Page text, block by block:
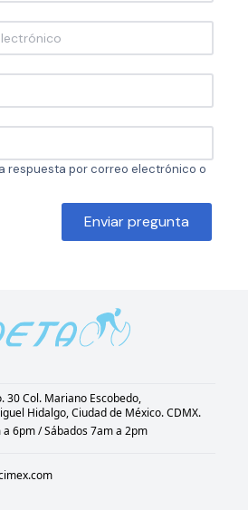
respuesta por correo electrónico o
Enviar pregunta
30 Col. Mariano Escobedo,
Hidalgo, Ciudad de México. CDMX.
6pm / Sábados 7am a 2pm